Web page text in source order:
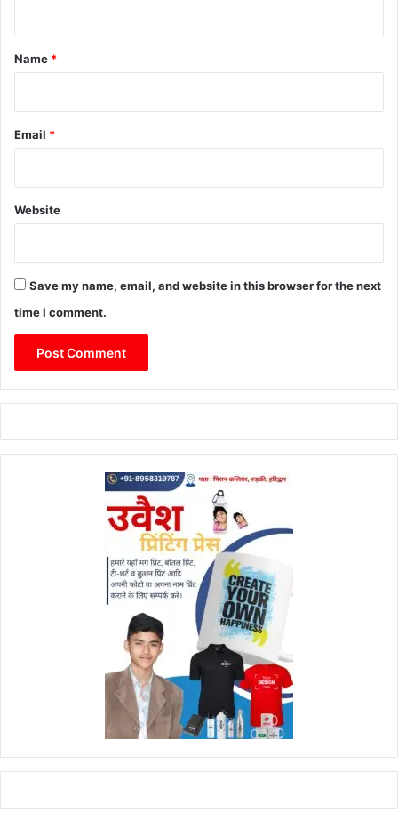
*
Name *
Email *
Website
Save my name, email, and website in this browser for the next
time I comment.